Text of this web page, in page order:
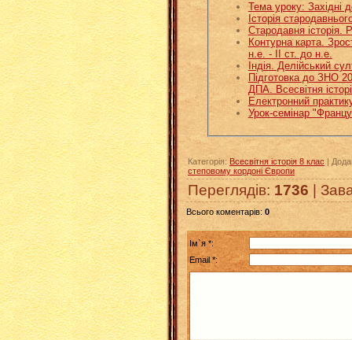
Тема уроку: Західні
Історія
Стародавня історія.
Контурна карта.
н.е. - ІІ ст. до н.е.
Індія. Делійський
Підготовка до ЗНО
ДПА. Всесвітня
Електронний
Урок-семінар
Категорія: Всесвітня історія 8 клас
степовому кордоні Європи
Переглядів: 1736 |
Всього коментарів: 0
Ім`я *:
Email *: